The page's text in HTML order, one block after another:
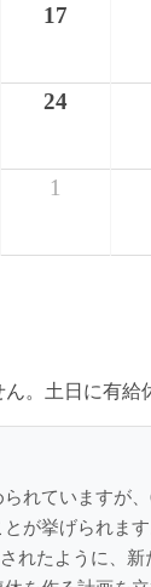
17
24
1
。土日に有
れていますが
が挙げられま
れたように、